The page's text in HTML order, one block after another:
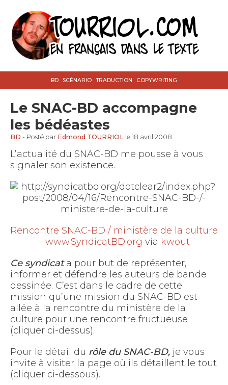
BD SCÉNARIO TRADUCTION COPYWRITING
Le SNAC-BD accompagne
les bédéastes
BD - Posté par Edmond TOURRIOL le 18 avril 2008
L’actualité du SNAC-BD me pousse à vous
signaler son existence.
Rencontre SNAC-BD / ministère de la culture
– www.SyndicatBD.org via kwout
Ce syndicata pour but de représenter,
informer et défendre les auteurs de bande
dessinée. C’est dans le cadre de cette
mission qu’une mission du SNAC-BD est
allée à la rencontre du ministère de la
culture pour une rencontre fructueuse
(cliquer ci-dessus).
Pour le détail du rôle du SNAC-BD, je vous
invite à visiter la page où ils détaillent le tout
(cliquer ci-dessous).